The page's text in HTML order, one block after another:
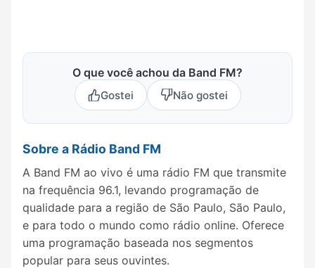
O que você achou da Band FM?
Gostei Não gostei
Sobre a Rádio Band FM
A Band FM ao vivo é uma rádio FM que transmite
na frequência 96.1, levando programação de
qualidade para a região de São Paulo, São Paulo,
e para todo o mundo como rádio online. Oferece
uma programação baseada nos segmentos
popular para seus ouvintes.